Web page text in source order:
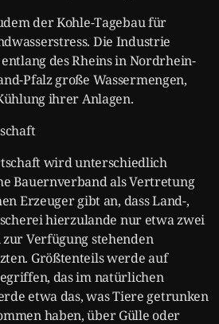
der Kohle-Tagebau für
Die Industrie
des Rheins in Nordrhein-
Pfalz große Wassermengen,
ihrer Anlagen.
wird unterschiedlich
Bauernverband als Vertretung
Erzeuger gibt an, dass Land-,
hierzulande nur etwa zwei
Verfügung stehenden
Größtenteils werde auf
das im natürlichen
etwa das, was Tiere getrunken
haben, über Gülle oder